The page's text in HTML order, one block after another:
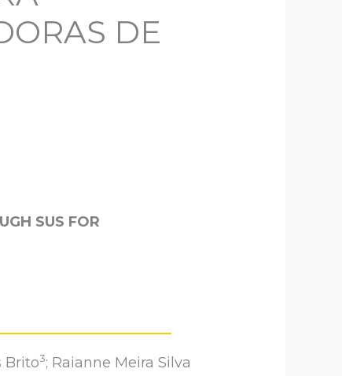
DE
SUS FOR
Brito3; Raianne Meira Silva